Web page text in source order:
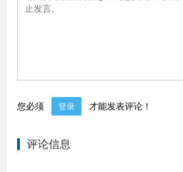
您必须 登录 才能发表评论！
评论信息